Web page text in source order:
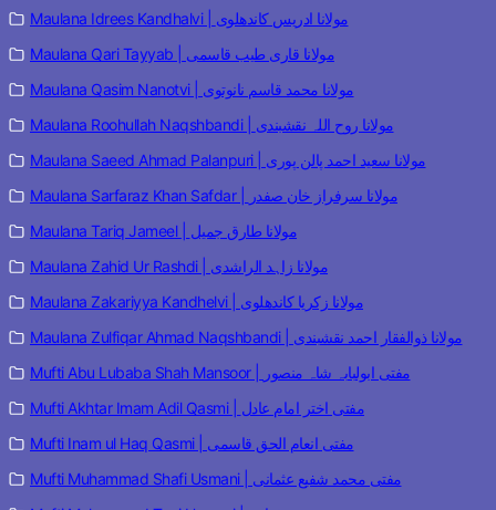
Maulana Idrees Kandhalvi | مولانا ادریس کاندھلوی
Maulana Qari Tayyab | مولانا قاری طیب قاسمی
Maulana Qasim Nanotvi | مولانا محمد قاسم نانوتوی
Maulana Roohullah Naqshbandi | مولانا روح اللہ نقشبندی
Maulana Saeed Ahmad Palanpuri | مولانا سعید احمد پالن پوری
Maulana Sarfaraz Khan Safdar | مولانا سرفراز خان صفدر
Maulana Tariq Jameel | مولانا طارق جمیل
Maulana Zahid Ur Rashdi | مولانا زاہد الراشدی
Maulana Zakariyya Kandhelvi | مولانا زکریا کاندھلوی
Maulana Zulfiqar Ahmad Naqshbandi | مولانا ذوالفقار احمد نقشبندی
Mufti Abu Lubaba Shah Mansoor | مفتی ابولبابہ شاہ منصور
Mufti Akhtar Imam Adil Qasmi | مفتی اختر امام عادل
Mufti Inam ul Haq Qasmi | مفتی انعام الحق قاسمی
Mufti Muhammad Shafi Usmani | مفتی محمد شفیع عثمانی